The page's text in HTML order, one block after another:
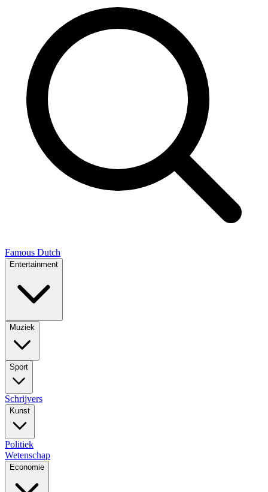
Famous Dutch
Entertainment
Muziek
Sport
Schrijvers
Kunst
Politiek
Wetenschap
Economie